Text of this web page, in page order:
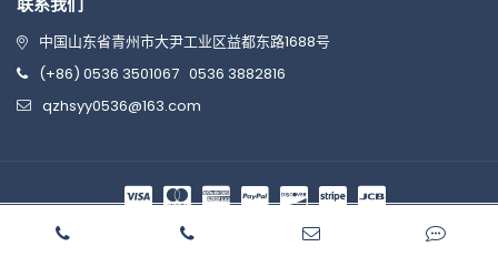
中国山东省青州市大尹工业区益都东路1688号
(+86) 0536 3501067 0536 3882816
qzhsyy0536@163.com
© 2026 博信华盛 版权所有